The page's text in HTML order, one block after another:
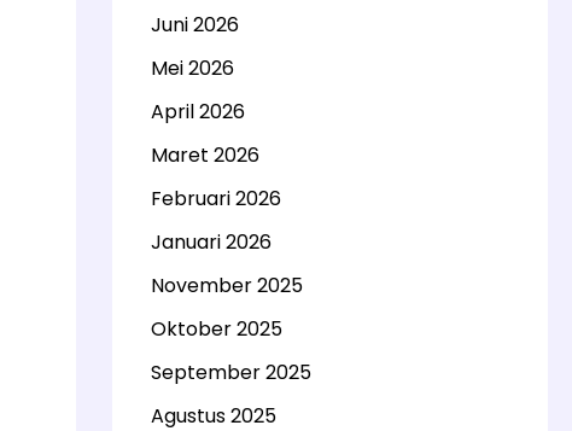
Juni 2026
Mei 2026
April 2026
Maret 2026
Februari 2026
Januari 2026
November 2025
Oktober 2025
September 2025
Agustus 2025